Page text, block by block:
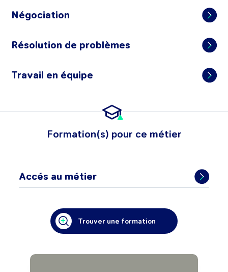
Négociation
Résolution de problèmes
Travail en équipe
Formation(s) pour ce métier
Accés au métier
Trouver une formation